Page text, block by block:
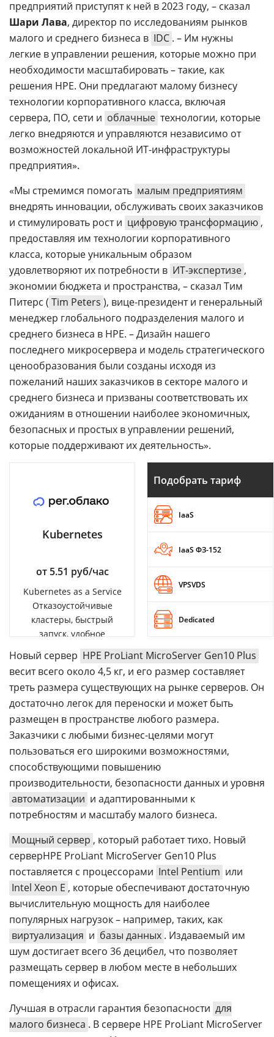
предприятий приступят к ней в 2023 году, – сказал
Шари Лава, директор по исследованиям рынков
малого и среднего бизнеса в IDC . – Им нужны
легкие в управлении решения, которые можно при
необходимости масштабировать – такие, как
решения HPE. Они предлагают малому бизнесу
технологии корпоративного класса, включая
сервера, ПО, сети и облачные технологии, которые
легко внедряются и управляются независимо от
возможностей локальной ИТ-инфраструктуры
предприятия».
«Мы стремимся помогать малым предприятиям
внедрять инновации, обслуживать своих заказчиков
и стимулировать рост и цифровую трансформацию ,
предоставляя им технологии корпоративного
класса, которые уникальным образом
удовлетворяют их потребности в ИТ-экспертизе ,
экономии бюджета и пространства, – сказал Тим
Питерс ( Tim Peters ), вице-президент и генеральный
менеджер глобального подразделения малого и
среднего бизнеса в HPE. – Дизайн нашего
последнего микросервера и модель стратегического
ценообразования были созданы исходя из
пожеланий наших заказчиков в секторе малого и
среднего бизнеса и призваны соответствовать их
ожиданиям в отношении наиболее экономичных,
безопасных и простых в управлении решений,
которые поддерживают их деятельность».
Kubernetes
от 5.51 руб/час
Kubernetes as a Service
Отказоустойчивые
кластеры, быстрый
запуск, удобное
Подобрать тариф
IaaS
IaaS ФЗ-152
VPSVDS
Dedicated
Новый сервер HPE ProLiant MicroServer Gen10 Plus
весит всего около 4,5 кг, и его размер составляет
треть размера существующих на рынке серверов. Он
достаточно легок для переноски и может быть
размещен в пространстве любого размера.
Заказчики с любыми бизнес-целями могут
пользоваться его широкими возможностями,
способствующими повышению
производительности, безопасности данных и уровня
автоматизации и адаптированными к
потребностям и масштабу малого бизнеса.
Мощный сервер , который работает тихо. Новый
серверHPE ProLiant MicroServer Gen10 Plus
поставляется с процессорами Intel Pentium или
Intel Xeon E , которые обеспечивают достаточную
вычислительную мощность для наиболее
популярных нагрузок – например, таких, как
виртуализация и базы данных . Издаваемый им
шум достигает всего 36 децибел, что позволяет
размещать сервер в любом месте в небольших
помещениях и офисах.
Лучшая в отрасли гарантия безопасности для
малого бизнеса . В сервере HPE ProLiant MicroServer